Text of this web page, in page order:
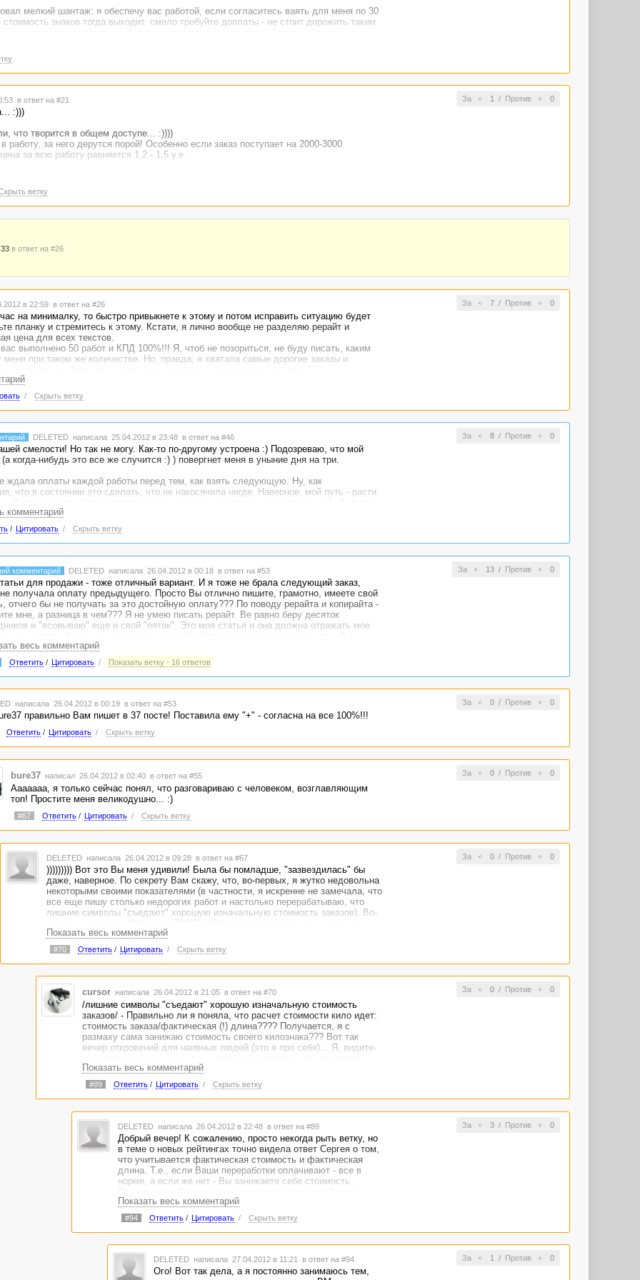
мелкий шантаж: я обеспечу вас работой, если согласитесь ваять для меня по 30
знаков тогда выходит. смело требуйте доплаты - не стоит дорожить таким
За 1 / Против 0
в ответ на #21
:)))
что творится в общем доступе... :))))
работу, за него дерутся порой! Особенно если заказ поступает на 2000-3000
за всю работу равняется 1,2 - 1,5 у.е.
всем законам логики и математики) времени на написание одного кило текста
написание трех... А стоимость трех - в три раза выше. :)) Вот они и разметаются
нормальной работы занимает столько времени, что быстрее наваять бесплатно
и мучаться.
занимается, а благотворительностью? :))))))
список" все же должно включать работу по более высоким ценам, а не по более
ветку
в ответ на #26
За 7/ Против 0
в 22:59 в ответ на #26
на минималку, то быстро привыкнете к этому и потом исправить ситуацию будет
планку и стремитесь к этому. Кстати, я лично вообще не разделяю рерайт и
цена для всех текстов.
выполнено 50 работ и КПД 100%!!! Я, чтоб не позориться, не буду писать, каким
меня при таком же количестве. Но, правда, я хватала самые дорогие заказы и
висит пара отличных заказов по цене 1 у.е. за 1000. Берите их и пишите - все
/ Скрыть ветку
За 8/ Против 0
DELETED написала 25.04.2012 в 23:48 в ответ на #46
смелости! Но так не могу. Как-то по-другому устроена :) Подозреваю, что мой
(а когда-нибудь это все же случится :) ) повергнет меня в уныние дня на три.
ждала оплаты каждой работы перед тем, как взять следующую. Ну, как
что в состоянии это сделать, что не накосячила нигде. Наверное, мой путь - расти
занимаюсь. Хоть пора уже бы и учиться чему-нибудь посложнее.
с исходником - отличная штука: голова не болит, откуда информацию брать,
сомневаться... Без исходника - тоже хорошая штука, не надо бояться, если все
только один источник. Рерайт же хотели. Раз-два, переписал и все.
опыты - до-о-олго сочиняться будут, пока научишься на ходу творить.
будет учиться на статьях для продажи, там хоть время не ограничено.
комментарий
/ Цитировать / Скрыть ветку
За 13/ Против 0
комментарий DELETED написала 26.04.2012 в 00:18 в ответ на #53
для продажи - тоже отличный вариант. И я тоже не брала следующий заказ,
получала оплату предыдущего. Просто Вы отлично пишите, грамотно, имеете свой
отчего бы не получать за это достойную оплату??? По поводу рерайта и копирайта -
мне, а разница в чем??? Я не умею писать рерайт. Ве равно беру десяток
и "всовываю" еще и свой "пятак". Это моя статья и она должна отражать мое
ни с одного источника пишите и тоже имеете свое мнение по каждому из
которое, так или иначе, будет сквозитьв статье.
отказов и я дико боюсь. Сегодня получила заказ от нового ВМа - побаиваюсь
(хотя тематика на 100% моя и знаю, что справлюсь на отлично). Это все проходит
свойственно. После первой "шишки" понимаешь, чего ждать и как это будет -
проще! Удачи Вам и попробуйте пересмотреть свои взгляды. Думаю, у Вас все
весь комментарий
Ответить/ Цитировать / Показать ветку - 16 ответов
За 0/ Против 0
написала 26.04.2012 в 00:19 в ответ на #53
правильно Вам пишет в 37 посте! Поставила ему "+" - согласна на все 100%!!!
Ответить/ Цитировать / Скрыть ветку
За 0/ Против 0
bure37 написал 26.04.2012 в 02:40 в ответ на #55
Ааааааа, я только сейчас понял, что разговариваю с человеком, возглавляющим
топ! Простите меня великодушно... :)
#67 Ответить/ Цитировать / Скрыть ветку
За 0/ Против 0
DELETED написала 26.04.2012 в 09:28 в ответ на #67
))))))))) Вот это Вы меня удивили! Была бы помладше, "зазвездилась" бы
даже, наверное. По секрету Вам скажу, что, во-первых, я жутко недовольна
некоторыми своими показателями (в частности, я искренне не замечала, что
все еще пишу столько недорогих работ и настолько перерабатываю, что
лишние символы "съедают" хорошую изначальную стоимость заказов). Во-
поняла. Приятно, бесспорно. А вот в материальном плане? Не очень ясно...
Быть может, когда Вы со временем попадете в этот самый ТОП, Вы мне и
объясните, какие он дает преимущества.
Еще не очень поняла, а за что Вас нужно простить???? Давайте лучше
познакомимся: меня Юлей зовут и я люблю, когда мне "тыкают":))
Показать весь комментарий
#70 Ответить/ Цитировать / Скрыть ветку
За 0/ Против 0
cursor написала 26.04.2012 в 21:05 в ответ на #70
/лишние символы "съедают" хорошую изначальную стоимость
заказов/ - Правильно ли я поняла, что расчет стоимости кило идет:
стоимость заказа/фактическая (!) длина???? Получается, я с
размаху сама занижаю стоимость своего килознака??? Вот так
вечер откровений для наивных людей (это я про себя)... Я, видите-
заказа/указанная (!) длина, а превышение в расчет не идет.
А что делать, если заказанная длина текста 2000 + title +
description, итого 2300 фактической длины, как минимум, - на 2300 и
делится??? Интересное дело...
:))
Показать весь комментарий
#89 Ответить/ Цитировать / Скрыть ветку
За 3/ Против 0
DELETED написала 26.04.2012 в 22:48 в ответ на #89
Добрый вечер! К сожалению, просто некогда рыть ветку, но
в теме о новых рейтингах точно видела ответ Сергея о том,
что учитывается фактическая стоимость и фактическая
длина. Т.е., если Ваши переработки оплачивают - все в
норме, а если же нет - Вы занижаете себе стоимость.
кило писала статьи почти в 2 раза больше без доплаты
(понимаете, я не жадная, а резать классный текст мне
жалко):))) Теперь вот сижу и "делаю работу над ошибками":
(((((
Показать весь комментарий
#94 Ответить/ Цитировать / Скрыть ветку
За 1 / Против 0
DELETED написала 27.04.2012 в 11:21 в ответ на #94
Ого! Вот так дела, а я постоянно занимаюсь тем,